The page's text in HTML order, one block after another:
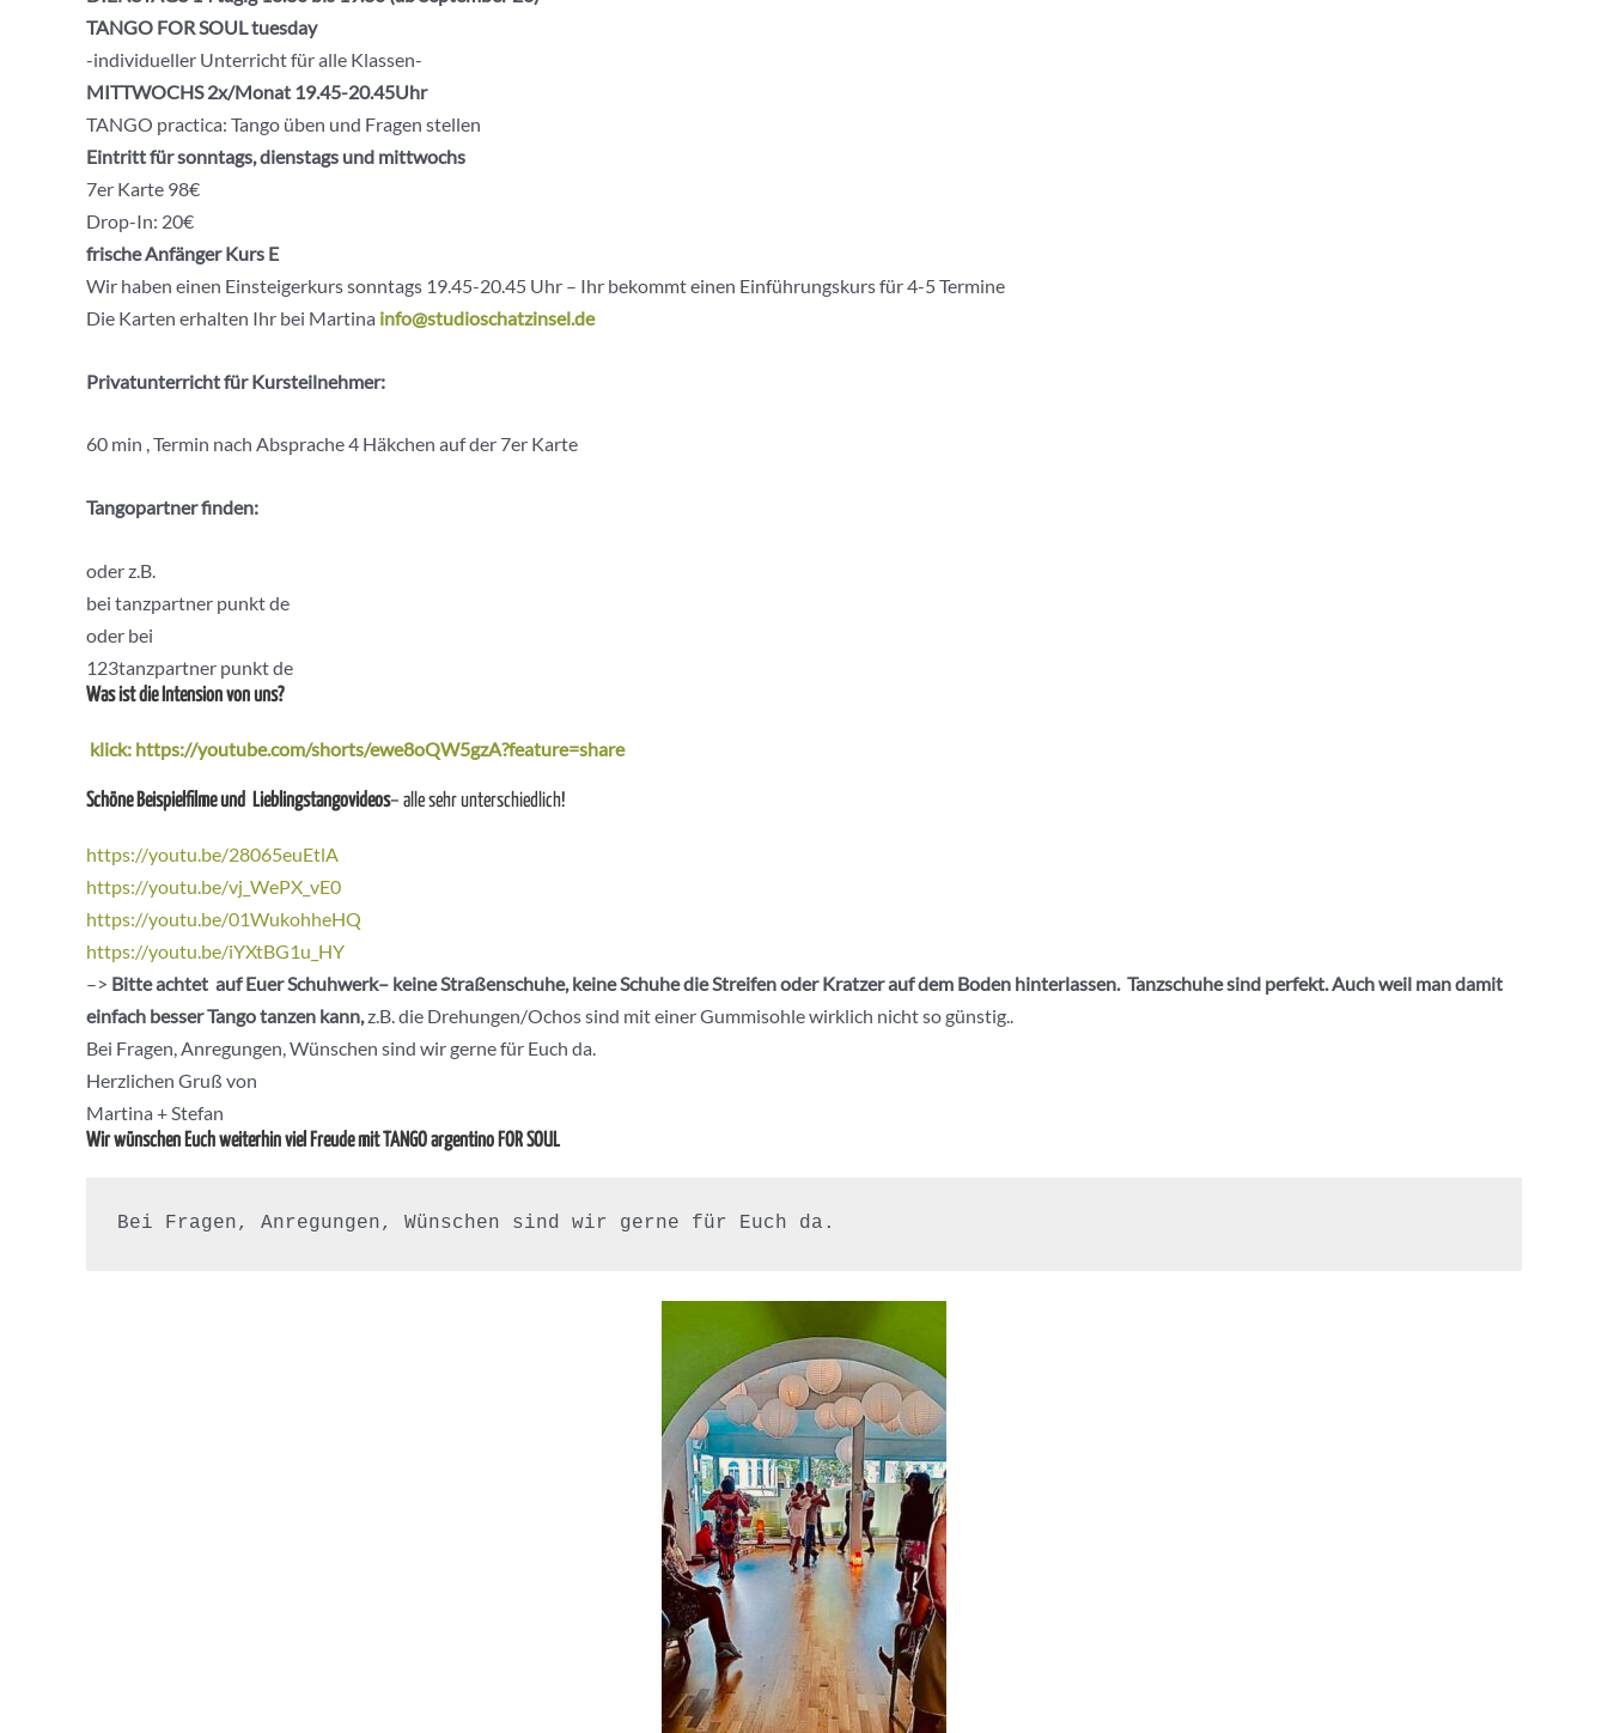
TANGO FOR SOUL tuesday
-individueller Unterricht für alle Klassen-
MITTWOCHS 2x/Monat 19.45-20.45Uhr
TANGO practica: Tango üben und Fragen stellen
Eintritt für sonntags, dienstags und mittwochs
7er Karte 98€
Drop-In: 20€
frische Anfänger Kurs E
Wir haben einen Einsteigerkurs sonntags 19.45-20.45 Uhr – Ihr bekommt einen Einführungskurs für 4-5 Termine
Die Karten erhalten Ihr bei Martina info@studioschatzinsel.de
Privatunterricht für Kursteilnehmer:
60 min , Termin nach Absprache 4 Häkchen auf der 7er Karte
Tangopartner finden:
oder z.B.
bei tanzpartner punkt de
oder bei
123tanzpartner punkt de
Was ist die Intension von uns?
klick: https://youtube.com/shorts/ewe8oQW5gzA?feature=share
Schöne Beispielfilme und Lieblingstangovideos– alle sehr unterschiedlich!
https://youtu.be/28065euEtlA
https://youtu.be/vj_WePX_vE0
https://youtu.be/01WukohheHQ
https://youtu.be/iYXtBG1u_HY
–> Bitte achtet auf Euer Schuhwerk– keine Straßenschuhe, keine Schuhe die Streifen oder Kratzer auf dem Boden hinterlassen. Tanzschuhe sind perfekt. Auch weil man damit
einfach besser Tango tanzen kann,z.B. die Drehungen/Ochos sind mit einer Gummisohle wirklich nicht so günstig..
Bei Fragen, Anregungen, Wünschen sind wir gerne für Euch da.
Herzlichen Gruß von
Martina + Stefan
Wir wünschen Euch weiterhin viel Freude mit TANGO argentino FOR SOUL
Bei Fragen, Anregungen, Wünschen sind wir gerne für Euch da.